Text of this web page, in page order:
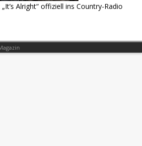
Alright“ offiziell ins Country-Radio